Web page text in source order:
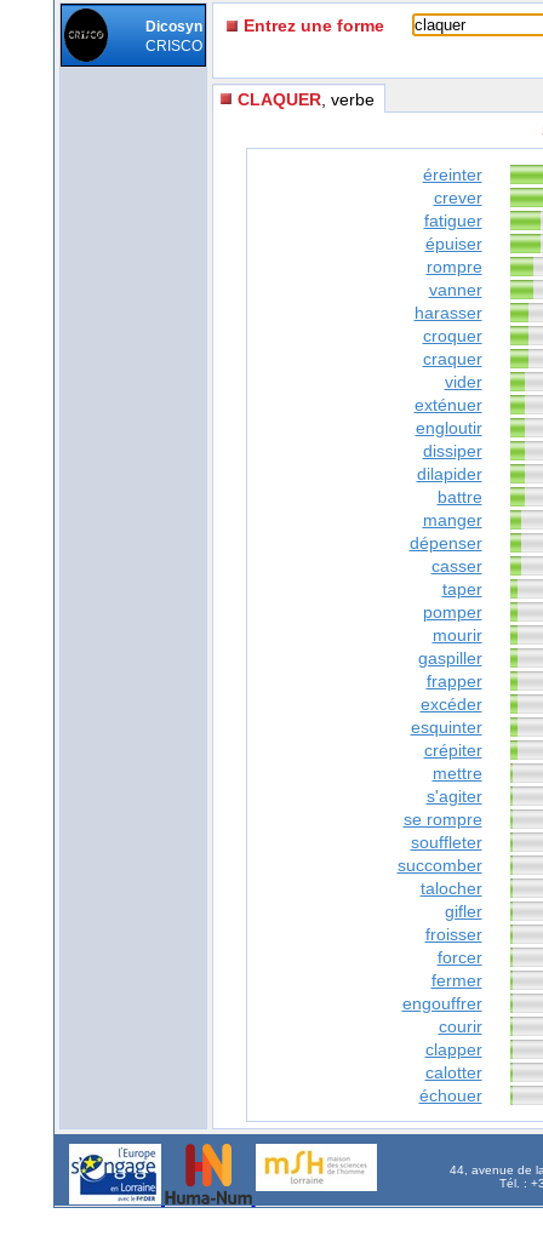
Dicosyn
CRISCO
Entrez une forme
CLAQUER , verbe
éreinter
crever
fatiguer
épuiser
rompre
vanner
harasser
croquer
craquer
vider
exténuer
engloutir
dissiper
dilapider
battre
manger
dépenser
casser
taper
pomper
mourir
gaspiller
frapper
excéder
esquinter
crépiter
mettre
s'agiter
se rompre
souffleter
succomber
talocher
gifler
froisser
forcer
fermer
engouffrer
courir
clapper
calotter
échouer
44, avenue de
Tél. :